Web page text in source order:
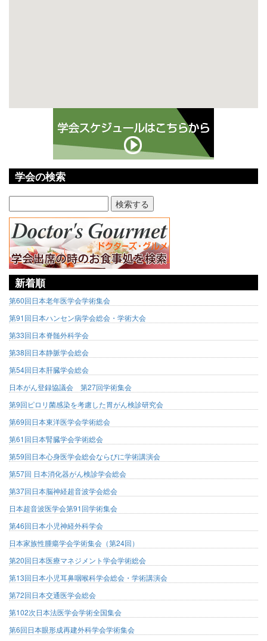
学会の検索
新着順
第60回日本老年医学会学術集会
第91回日本ハンセン病学会総会・学術大会
第33回日本脊髄外科学会
第38回日本静脈学会総会
第54回日本肝臓学会総会
日本がん登録協議会 第27回学術集会
第9回ピロリ菌感染を考慮した胃がん検診研究会
第69回日本東洋医学会学術総会
第61回日本腎臓学会学術総会
第59回日本心身医学会総会ならびに学術講演会
第57回 日本消化器がん検診学会総会
第37回日本脳神経超音波学会総会
日本超音波医学会第91回学術集会
第46回日本小児神経外科学会
日本家族性腫瘍学会学術集会（第24回）
第20回日本医療マネジメント学会学術総会
第13回日本小児耳鼻咽喉科学会総会・学術講演会
第72回日本交通医学会総会
第102次日本法医学会学術全国集会
第6回日本眼形成再建外科学会学術集会